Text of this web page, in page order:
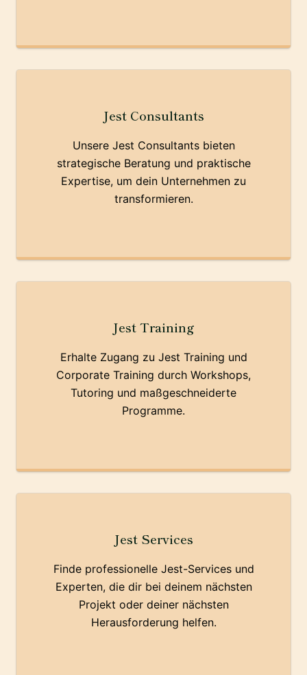
Jest Consultants
Unsere Jest Consultants bieten
strategische Beratung und praktische
Expertise, um dein Unternehmen zu
transformieren.
Jest Training
Erhalte Zugang zu Jest Training und
Corporate Training durch Workshops,
Tutoring und maßgeschneiderte
Programme.
Jest Services
Finde professionelle Jest-Services und
Experten, die dir bei deinem nächsten
Projekt oder deiner nächsten
Herausforderung helfen.